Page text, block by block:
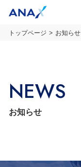
トップページ お知らせ
NEWS
お知らせ